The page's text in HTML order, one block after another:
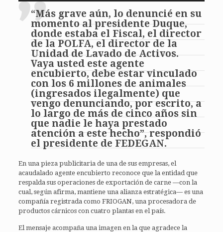
audio
“Más grave aún, lo denuncié en su
momento al presidente Duque,
donde estaba el Fiscal, el director
de la POLFA, el director de la
Unidad de Lavado de Activos.
Vaya usted este agente
encubierto, debe estar vinculado
con los 6 millones de animales
(ingresados ilegalmente) que
vengo denunciando, por escrito, a
lo largo de más de cinco años sin
que nadie le haya prestado
atención a este hecho”, respondió
el presidente de FEDEGAN.
En una pieza publicitaria de una de sus empresas, el
acaudalado agente encubierto reconoce que la entidad que
respalda sus operaciones de exportación de carne —con la
cual, según afirma, mantiene una alianza estratégica— es una
compañía registrada como FRIOGAN, una procesadora de
productos cárnicos con cuatro plantas en el país.
El mensaje acompaña una imagen en la que agradece la